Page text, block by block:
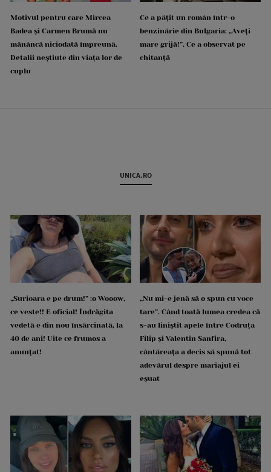
Motivul pentru care Mircea
Badea și Carmen Brumă nu
mănâncă niciodată împreună.
Detalii neștiute din viața lor de
cuplu
Ce a pățit un român într-o
benzinărie din Bulgaria: „Aveți
mare grijă!”. Ce a observat pe
chitanță
UNICA.RO
„Surioara e pe drum!” :o Wooow,
ce veste!! E oficial! Îndrăgita
vedetă e din nou însărcinată, la
40 de ani! Uite ce frumos a
anunțat!
„Nu mi-e jenă să o spun cu voce
tare”. Când toată lumea credea că
s-au liniștit apele între Codruța
Filip și Valentin Sanfira,
cântăreața a decis să spună tot
adevărul despre mariajul ei
eșuat